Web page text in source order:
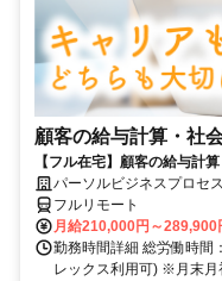
顧客の給与計算・社
【フル在宅】顧客の給与計
パーソルビジネスプロセ
フルリモート
月給210,000円～289,900
勤務時間詳細 総労働時間
レックス利用可) ※月末月